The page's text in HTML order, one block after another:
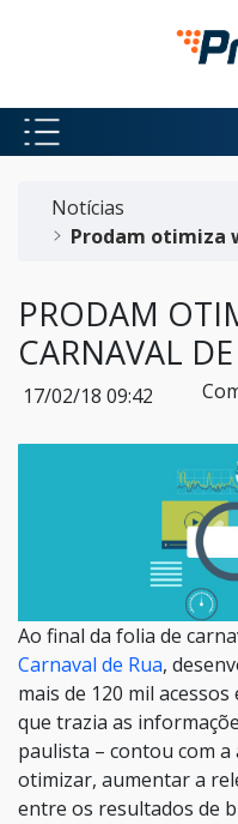
Pular para o Conteúdo
Notícias
Prodam otimiza
PRODAM
CARNAVAL
17/02/18 09:42
Ao final da folia de
Carnaval de Rua,
mais de 120 mil
que trazia as
paulista – contou com a
otimizar, aumentar a
entre os resultados de